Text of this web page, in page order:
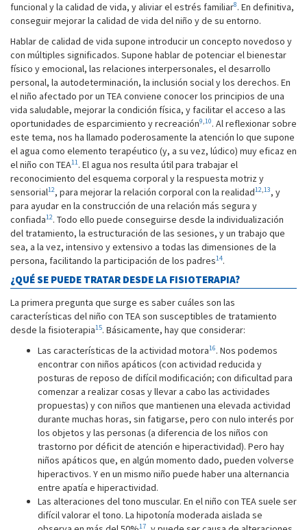
funcional y la calidad de vida, y aliviar el estrés familiar8. En definitiva,
conseguir mejorar la calidad de vida del niño y de su entorno.
Hablar de calidad de vida supone introducir un concepto novedoso y
con múltiples significados. Supone hablar de potenciar el bienestar
físico y emocional, las relaciones interpersonales, el desarrollo
personal, la autodeterminación, la inclusión social y los derechos. En
el niño afectado por un TEA conviene conocer los principios de una
vida saludable, mejorar la condición física, y facilitar el acceso a las
oportunidades de esparcimiento y recreación9,10. Al reflexionar sobre
este tema, nos ha llamado poderosamente la atención lo que supone
el agua como elemento terapéutico (y, a su vez, lúdico) muy eficaz en
el niño con TEA11. El agua nos resulta útil para trabajar el
reconocimiento del esquema corporal y la respuesta motriz y
sensorial12, para mejorar la relación corporal con la realidad12,13, y
para ayudar en la construcción de una relación más segura y
confiada12. Todo ello puede conseguirse desde la individualización
del tratamiento, la estructuración de las sesiones, y un trabajo que
sea, a la vez, intensivo y extensivo a todas las dimensiones de la
persona, facilitando la participación de los padres14.
¿QUÉ SE PUEDE TRATAR DESDE LA FISIOTERAPIA?
La primera pregunta que surge es saber cuáles son las
características del niño con TEA son susceptibles de tratamiento
desde la fisioterapia15. Básicamente, hay que considerar:
Las características de la actividad motora16. Nos podemos
encontrar con niños apáticos (con actividad reducida y
posturas de reposo de difícil modificación; con dificultad para
comenzar a realizar cosas y llevar a cabo las actividades
propuestas) y con niños que mantienen una elevada actividad
durante muchas horas, sin fatigarse, pero con nulo interés por
los objetos y las personas (a diferencia de los niños con
trastorno por déficit de atención e hiperactividad). Pero hay
niños apáticos que, en algún momento dado, pueden volverse
hiperactivos. Y en un mismo niño puede haber una alternancia
entre apatía e hiperactividad.
Las alteraciones del tono muscular. En el niño con TEA suele ser
difícil valorar el tono. La hipotonía moderada aislada se
17